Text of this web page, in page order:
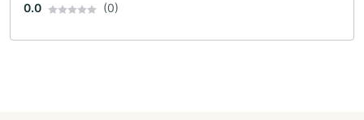
0.0 (0)